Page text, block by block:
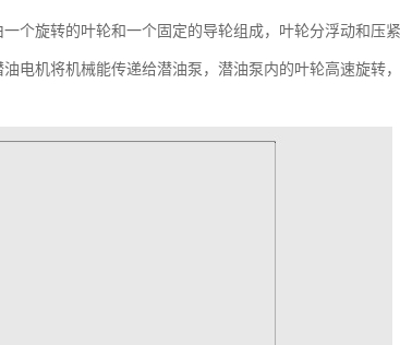
个旋转的叶轮和一个固定的导轮组成，叶轮分浮动和压
电机将机械能传递给潜油泵，潜油泵内的叶轮高速旋转